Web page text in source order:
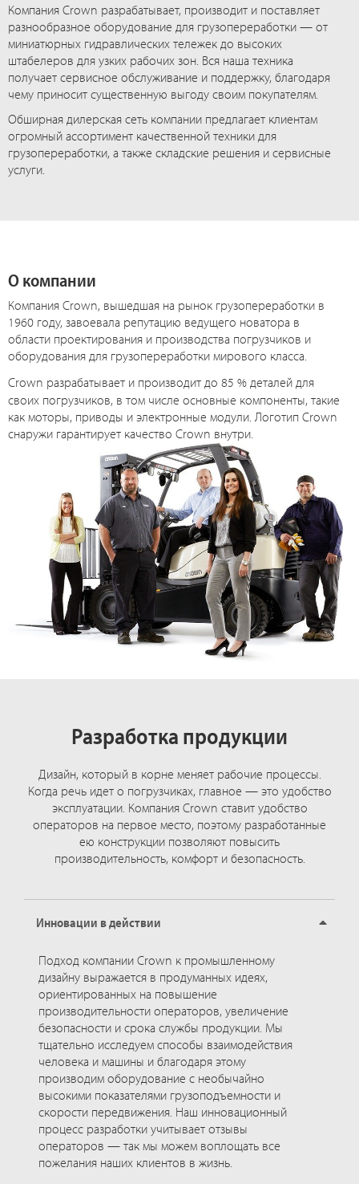
Компания Crown разрабатывает, производит и поставляет
разнообразное оборудование для грузопереработки — от
миниатюрных гидравлических тележек до высоких
штабелеров для узких рабочих зон. Вся наша техника
получает сервисное обслуживание и поддержку, благодаря
чему приносит существенную выгоду своим покупателям.
Обширная дилерская сеть компании предлагает клиентам
огромный ассортимент качественной техники для
грузопереработки, а также складские решения и сервисные
услуги.
О компании
Компания Crown, вышедшая на рынок грузопереработки в
1960 году, завоевала репутацию ведущего новатора в
области проектирования и производства погрузчиков и
оборудования для грузопереработки мирового класса.
Crown разрабатывает и производит до85 % деталей для
своих погрузчиков, в том числе основные компоненты, такие
как моторы, приводы и электронные модули. Логотип Crown
снаружи гарантирует качество Crown внутри.
Разработка продукции
Дизайн, который в корне меняет рабочие процессы.
Когда речь идет о погрузчиках, главное — это удобство
эксплуатации. Компания Crown ставит удобство
операторов на первое место, поэтому разработанные
ею конструкции позволяют повысить
производительность, комфорт и безопасность.
Инновации в действии
Подход компании Crown к промышленному
дизайну выражается в продуманных идеях,
ориентированных на повышение
производительности операторов, увеличение
безопасности и срока службы продукции. Мы
тщательно исследуем способы взаимодействия
человека и машины и благодаря этому
производим оборудование с необычайно
высокими показателями грузоподъемности и
скорости передвижения. Наш инновационный
процесс разработки учитывает отзывы
операторов — так мы можем воплощать все
пожелания наших клиентов в жизнь.